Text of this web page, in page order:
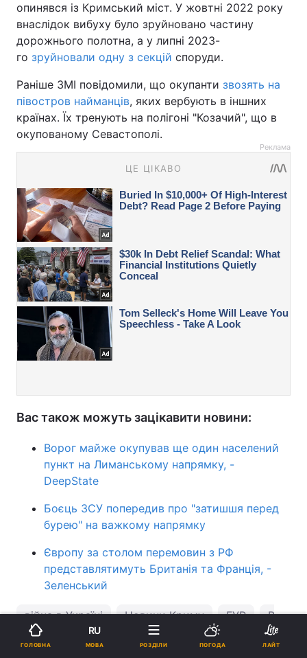
опинявся із Кримський міст. У жовтні 2022 року
внаслідок вибуху було зруйновано частину
дорожнього полотна, а у липні 2023-
го зруйновали одну з секцій споруди.
Раніше ЗМІ повідомили, що окупанти звозять на
півостров найманців, яких вербують в іншних
країнах. Їх тренують на полігоні "Козачий", що в
окупованому Севастополі.
Реклама
Вас також можуть зацікавити новини:
Ворог майже окупував ще один населений
пункт на Лиманському напрямку, -
DeepState
Боєць ЗСУ попередив про "затишшя перед
бурею" на важкому напрямку
Європу за столом перемовин з РФ
представлятимуть Британія та Франція, -
Зеленський
війна в Україні Новини Криму ГУР Втрати
ГОЛОВНА
RU
МОВА РОЗДІЛИ ПОГОДА ЛАЙТ